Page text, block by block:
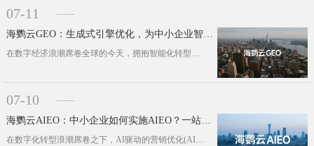
07-11
海鹦云GEO：生成式引擎优化，为中小企业智能化转型按下“加速键”
在数字经济浪潮席卷全球的今天，拥抱智能化转型已成为中小企业生存发展的必答题。然而，高昂的技术门槛、复杂的数据分析需求与有限的营···
07-10
海鹦云AIEO：中小企业如何实施AIEO？一站式智能营销解决方案破局增长难题
在数字化转型浪潮席卷之下，AI驱动的营销优化(AIEO)已成为企业提升竞争力的关键。然而，对于资源与技术储备有限的中小企业而言···